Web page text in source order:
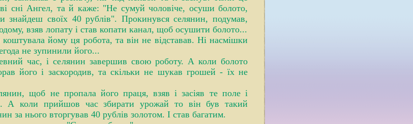
сні Ангел, та й каже: "Не сумуй чоловіче, осуши болото,
знайдеш своїх 40 рублів". Прокинувся селянин, подумав,
взяв лопату і став копати канал, щоб осушити болото...
коштувала йому ця робота, та він не відставав. Ні насмішки
не зупинили його...
час, і селянин завершив свою роботу. А коли болото
його і заскородив, та скільки не шукав грошей - їх не
щоб не пропала його праця, взяв і засіяв те поле і
А коли прийшов час збирати урожай то він був такий
за нього вторгував 40 рублів золотом. І став багатим.